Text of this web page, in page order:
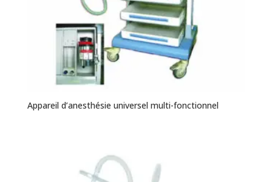
Appareil d’anesthésie universel multi-fonctionnel